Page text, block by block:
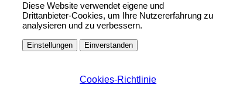
Diese Website verwendet eigene und
Drittanbieter-Cookies, um Ihre Nutzererfahrung zu
analysieren und zu verbessern.
Einstellungen Einverstanden
Cookies-Richtlinie